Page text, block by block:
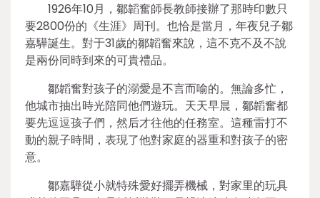
1926年10月，鄒韜奮師長教師接辦了那時印數只
要2800份的《生涯》周刊。也恰是當月，年夜兒子鄒
嘉驊誕生。對于31歲的鄒韜奮來說，這不克不及不說
是兩份同時到來的可貴禮品。
鄒韜奮對孩子的溺愛是不言而喻的。無論多忙，
他城市抽出時光陪同他們遊玩。天天早晨，鄒韜奮都
要先逗逗孩子們，然后才往他的任務室。這種雷打不
動的親子時間，表現了他對家庭的器重和對孩子的密
意。
鄒嘉驊從小就特殊愛好擺弄機械，對家里的玩具